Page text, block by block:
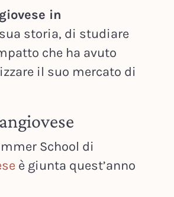
in
storia, di studiare
che ha avuto
il suo mercato di
School di
è giunta quest’anno